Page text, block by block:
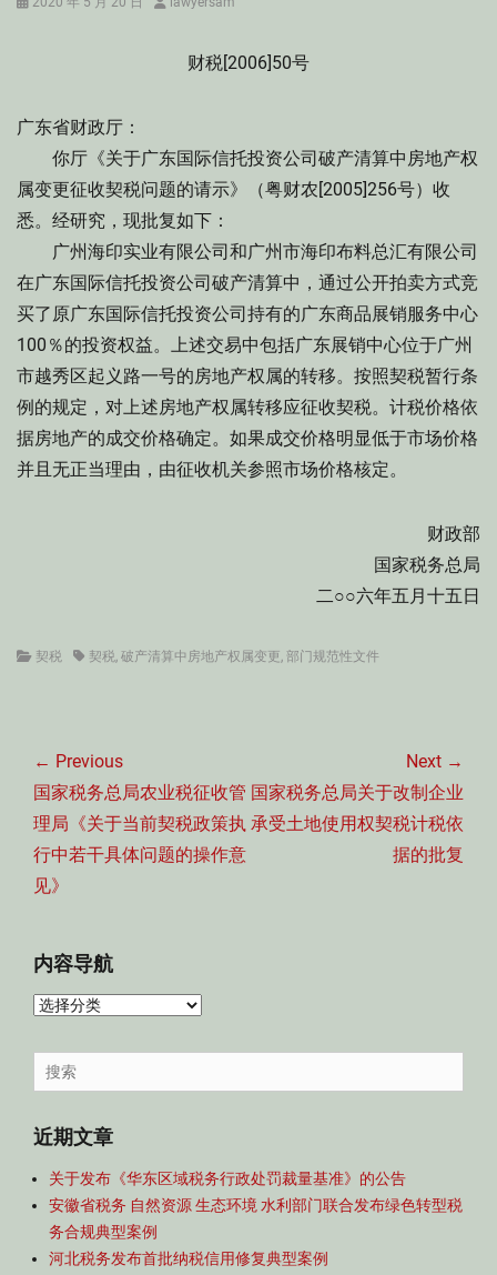
财税[2006]50号
广东省财政厅：
你厅《关于广东国际信托投资公司破产清算中房地产权
属变更征收契税问题的请示》（粤财农[2005]256号）收
悉。经研究，现批复如下：
广州海印实业有限公司和广州市海印布料总汇有限公司
在广东国际信托投资公司破产清算中，通过公开拍卖方式竞
买了原广东国际信托投资公司持有的广东商品展销服务中心
100％的投资权益。上述交易中包括广东展销中心位于广州
市越秀区起义路一号的房地产权属的转移。按照契税暂行条
例的规定，对上述房地产权属转移应征收契税。计税价格依
据房地产的成交价格确定。如果成交价格明显低于市场价格
并且无正当理由，由征收机关参照市场价格核定。
财政部
国家税务总局
二○○六年五月十五日
Categories
契税 Tags契税, 破产清算中房地产权属变更, 部门规范性文件
章
导
航
← Previous
Previous
post:
国家税务总局农业税征收管
理局《关于当前契税政策执
行中若干具体问题的操作意
见》
Next →
Next
post:
国家税务总局关于改制企业
承受土地使用权契税计税依
据的批复
内容导航
内
导
航
Search
for:
近期文章
关于发布《华东区域税务行政处罚裁量基准》的公告
安徽省税务 自然资源 生态环境 水利部门联合发布绿色转型税
务合规典型案例
河北税务发布首批纳税信用修复典型案例